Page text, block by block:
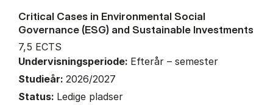
Critical Cases in Environmental Social
Governance (ESG) and Sustainable Investments
7,5 ECTS
Undervisningsperiode: Efterår – semester
Studieår: 2026/2027
Status: Ledige pladser